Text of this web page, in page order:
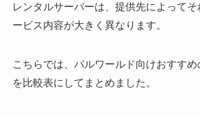
レンタルサーバーは、提供先によって
ービス内容が大きく異なります。
こちらでは、パルワールド向けおすす
を比較表にしてまとめました。